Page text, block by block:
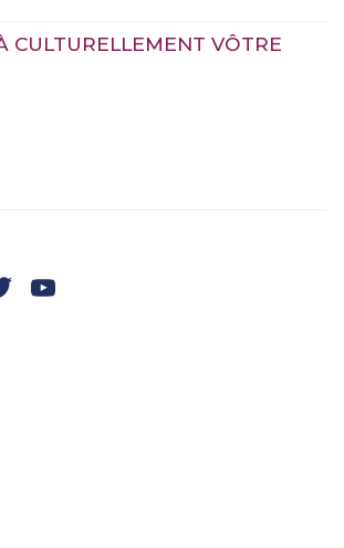
CULTURELLEMENT VÔTRE
Twitter